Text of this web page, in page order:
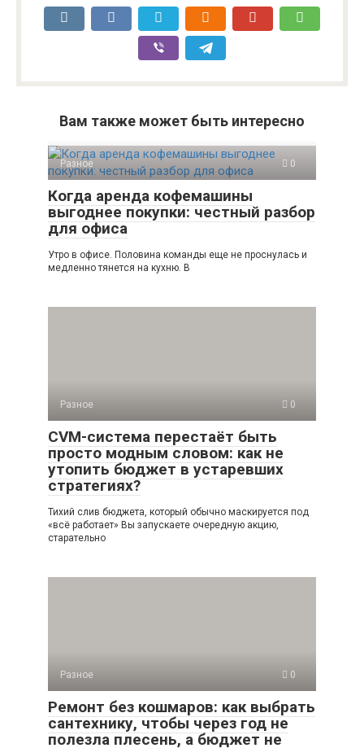
Вам также может быть интересно
Разное 0
Когда аренда кофемашины
выгоднее покупки: честный разбор
для офиса
Утро в офисе. Половина команды еще не проснулась и
медленно тянется на кухню. В
Разное 0
CVM-система перестаёт быть
просто модным словом: как не
утопить бюджет в устаревших
стратегиях?
Тихий слив бюджета, который обычно маскируется под
«всё работает» Вы запускаете очередную акцию,
старательно
Разное 0
Ремонт без кошмаров: как выбрать
сантехнику, чтобы через год не
полезла плесень, а бюджет не